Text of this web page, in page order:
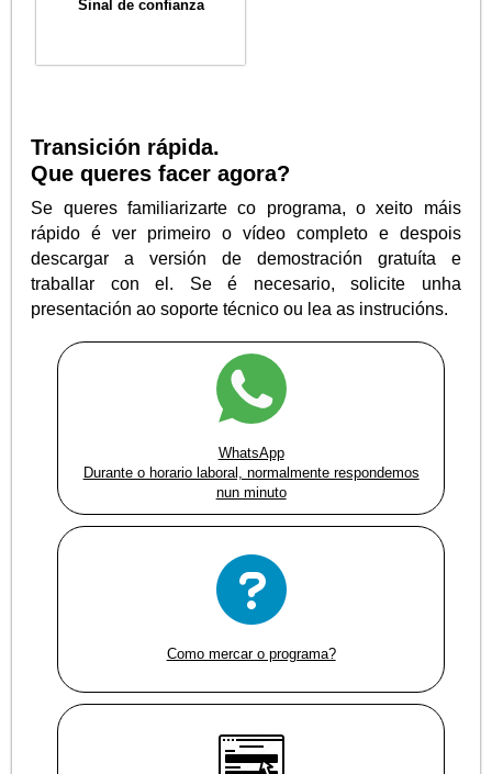
Sinal de confianza
Transición rápida.
Que queres facer agora?
Se queres familiarizarte co programa, o xeito máis
rápido é ver primeiro o vídeo completo e despois
descargar a versión de demostración gratuíta e
traballar con el. Se é necesario, solicite unha
presentación ao soporte técnico ou lea as instrucións.
WhatsApp
Durante o horario laboral, normalmente respondemos
nun minuto
Como mercar o programa?